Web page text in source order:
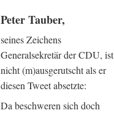
Peter Tauber,
seines Zeichens
Generalsekretär der CDU, ist
nicht (m)ausgerutscht als er
diesen Tweet absetzte:
Da beschweren sich doch